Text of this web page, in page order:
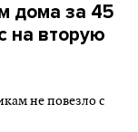
дома за 45
на вторую